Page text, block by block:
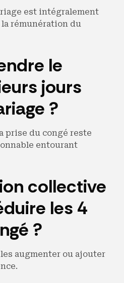
est intégralement
rémunération du
le
jours
?
prise du congé reste
entourant
collective
les 4
?
augmenter ou ajouter